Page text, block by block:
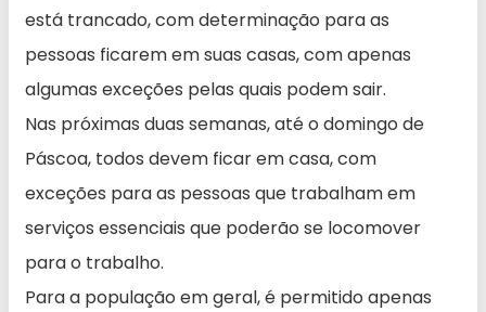
está trancado, com determinação para as
pessoas ficarem em suas casas, com apenas
algumas exceções pelas quais podem sair.
Nas próximas duas semanas, até o domingo de
Páscoa, todos devem ficar em casa, com
exceções para as pessoas que trabalham em
serviços essenciais que poderão se locomover
para o trabalho.
Para a população em geral, é permitido apenas